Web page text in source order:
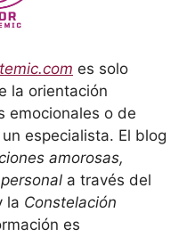
es solo
la orientación
emocionales o de
especialista. El blog
amorosas,
a través del
la Constelación
es